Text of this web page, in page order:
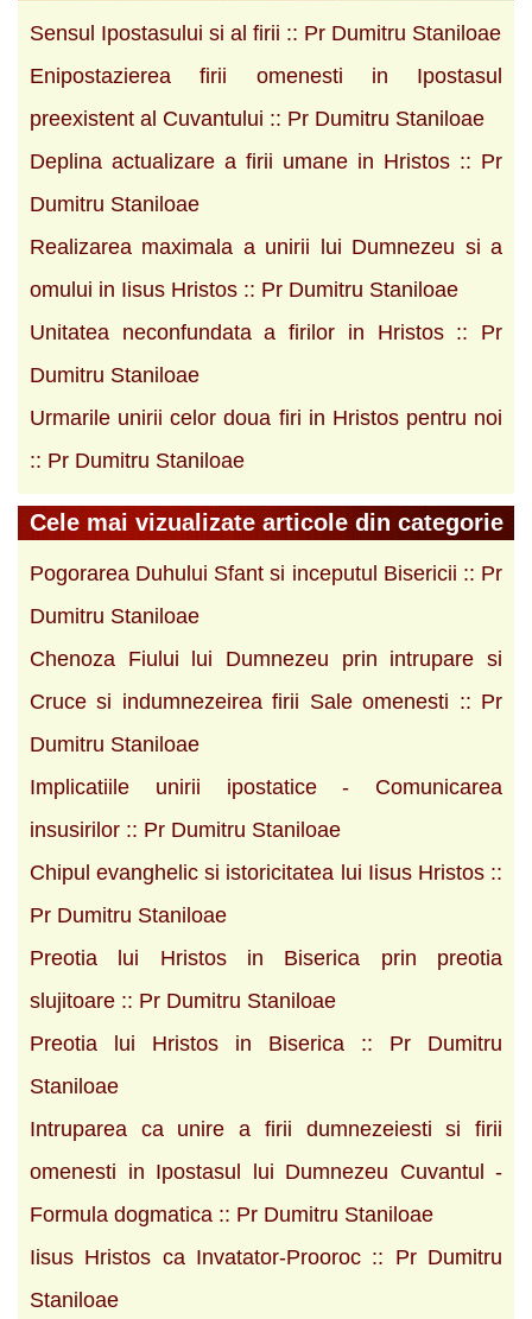
Sensul Ipostasului si al firii :: Pr Dumitru Staniloae
Enipostazierea firii omenesti in Ipostasul
preexistent al Cuvantului :: Pr Dumitru Staniloae
Deplina actualizare a firii umane in Hristos :: Pr
Dumitru Staniloae
Realizarea maximala a unirii lui Dumnezeu si a
omului in Iisus Hristos :: Pr Dumitru Staniloae
Unitatea neconfundata a firilor in Hristos :: Pr
Dumitru Staniloae
Urmarile unirii celor doua firi in Hristos pentru noi
:: Pr Dumitru Staniloae
Cele mai vizualizate articole din categorie
Pogorarea Duhului Sfant si inceputul Bisericii :: Pr
Dumitru Staniloae
Chenoza Fiului lui Dumnezeu prin intrupare si
Cruce si indumnezeirea firii Sale omenesti :: Pr
Dumitru Staniloae
Implicatiile unirii ipostatice - Comunicarea
insusirilor :: Pr Dumitru Staniloae
Chipul evanghelic si istoricitatea lui Iisus Hristos ::
Pr Dumitru Staniloae
Preotia lui Hristos in Biserica prin preotia
slujitoare :: Pr Dumitru Staniloae
Preotia lui Hristos in Biserica :: Pr Dumitru
Staniloae
Intruparea ca unire a firii dumnezeiesti si firii
omenesti in Ipostasul lui Dumnezeu Cuvantul -
Formula dogmatica :: Pr Dumitru Staniloae
Iisus Hristos ca Invatator-Prooroc :: Pr Dumitru
Staniloae